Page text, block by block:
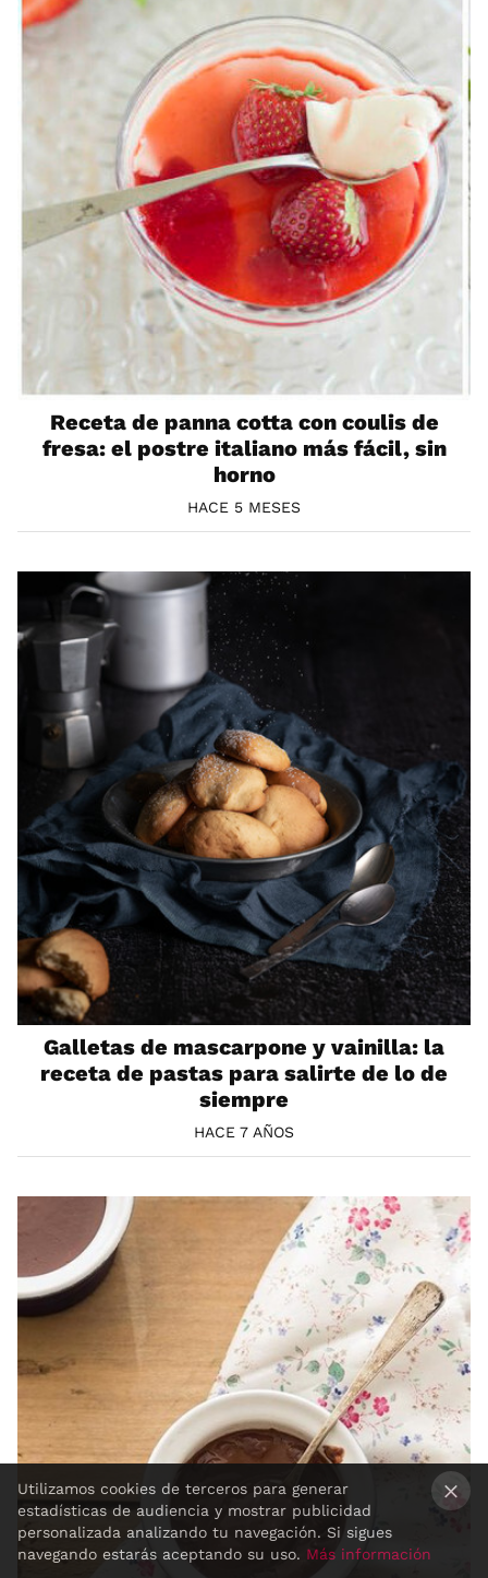
Receta de panna cotta con coulis de
fresa: el postre italiano más fácil, sin
horno
HACE 5 MESES
Galletas de mascarpone y vainilla: la
receta de pastas para salirte de lo de
siempre
HACE 7 AÑOS
Utilizamos cookies de terceros para generar
estadísticas de audiencia y mostrar publicidad
personalizada analizando tu navegación. Si sigues
navegando estarás aceptando su uso. Más información